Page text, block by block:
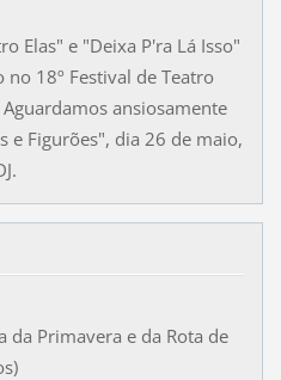
Elas" e "Deixa P'ra Lá Isso"
18º Festival de Teatro
ansiosamente
e Figurões", dia 26 de maio,
da Primavera e da Rota de